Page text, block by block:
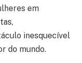
em
inesquecível
do mundo.